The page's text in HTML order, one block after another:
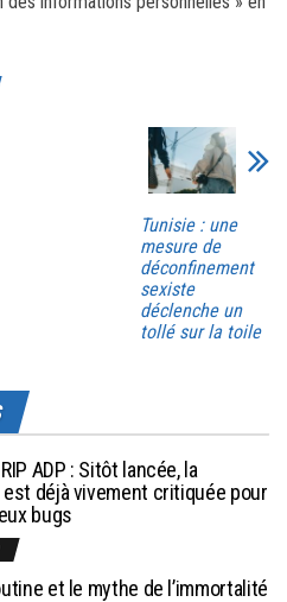
Tunisie : une
mesure de
déconfinement
sexiste
déclenche un
tollé sur la toile
ADP : Sitôt lancée, la
déjà vivement critiquée pour
bugs
et le mythe de l’immortalité